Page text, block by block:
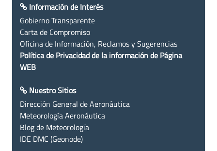
Información de Interés
Gobierno Transparente
Carta de Compromiso
Oficina de Información, Reclamos y Sugerencias
Política de Privacidad de la información de Página
WEB
Nuestro Sitios
Dirección General de Aeronáutica
Meteorología Aeronáutica
Blog de Meteorología
IDE DMC (Geonode)